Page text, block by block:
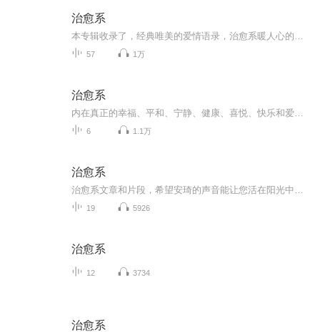
治愈系
57 1万
治愈系
6 1.1万
治愈系
19 5926
治愈系
12 3734
治愈系